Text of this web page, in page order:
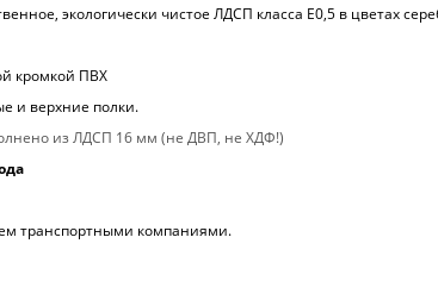
экологически чистое ЛДСП класса Е0,5 в цветах
кромкой ПВХ
и верхние полки.
из ЛДСП 16 мм (не ДВП, не ХДФ!)
транспортными компаниями.